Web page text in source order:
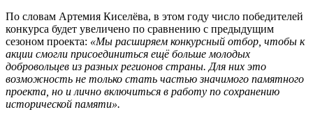
По словам Артемия Киселёва, в этом году число победителей
конкурса будет увеличено по сравнению с предыдущим
сезоном проекта: «Мы расширяем конкурсный отбор, чтобы к
акции смогли присоединиться ещё больше молодых
добровольцев из разных регионов страны. Для них это
возможность не только стать частью значимого памятного
проекта, но и лично включиться в работу по сохранению
исторической памяти».